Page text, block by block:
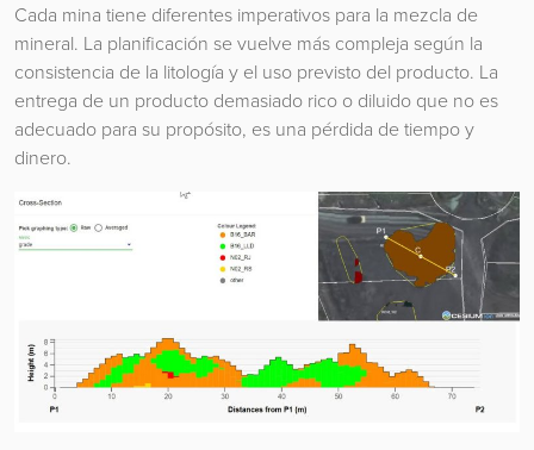
Cada mina tiene diferentes imperativos para la mezcla de
mineral. La planificación se vuelve más compleja según la
consistencia de la litología y el uso previsto del producto. La
entrega de un producto demasiado rico o diluido que no es
adecuado para su propósito, es una pérdida de tiempo y
dinero.